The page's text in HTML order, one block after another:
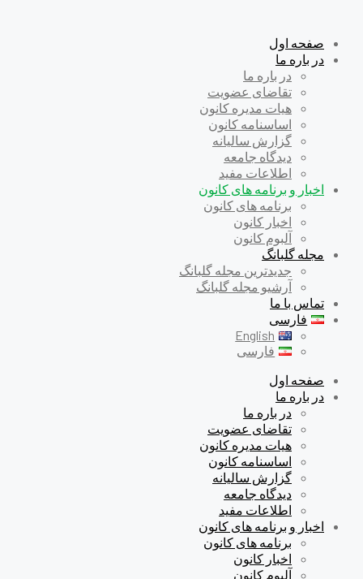
صفحه اول
در باره ما
در باره ما
تقاضای عضویت
هیات مدیره کانون
اساسنامه کانون
گزارش سالیانه
دیدگاه جامعه
اطلاعات مفید
اخبار و برنامه های کانون
برنامه های کانون
اخبار کانون
آلبوم کانون
مجله گلبانگ
جدیدترین مجله گلبانگ
آرشیو مجله گلبانگ
تماس با ما
فارسی
English
فارسی
صفحه اول
در باره ما
در باره ما
تقاضای عضویت
هیات مدیره کانون
اساسنامه کانون
گزارش سالیانه
دیدگاه جامعه
اطلاعات مفید
اخبار و برنامه های کانون
برنامه های کانون
اخبار کانون
آلبوم کانون